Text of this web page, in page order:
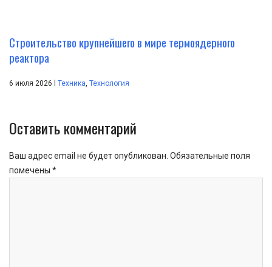
Строительство крупнейшего в мире термоядерного
реактора
6 июля 2026 | Техника Технология
Оставить комментарий
Ваш адрес email не будет опубликован. Обязательные поля
помечены *